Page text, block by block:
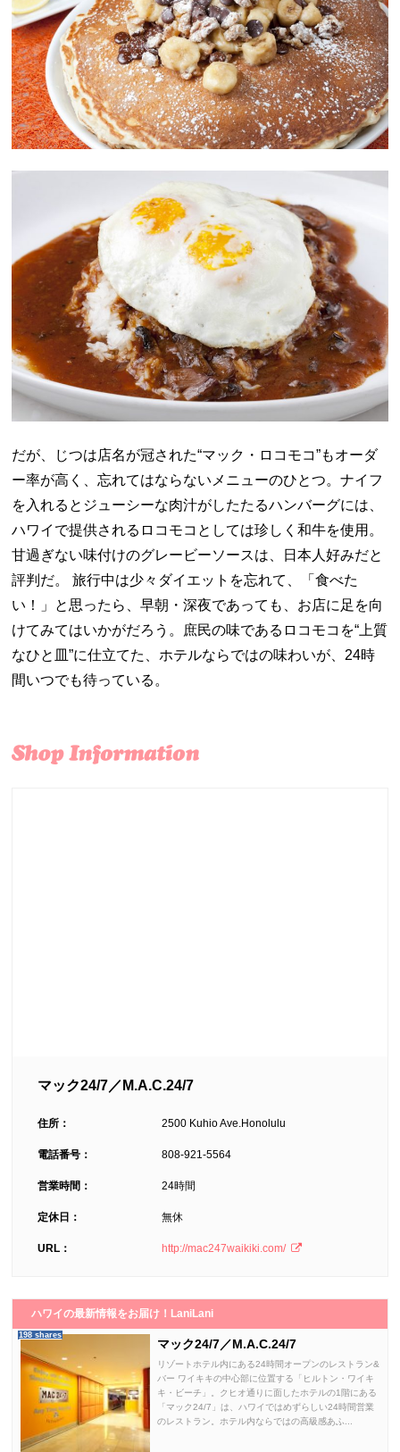
だが、じつは店名が冠された“マック・ロコモコ”もオーダ
ー率が高く、忘れてはならないメニューのひとつ。ナイフ
を入れるとジューシーな肉汁がしたたるハンバーグには、
ハワイで提供されるロコモコとしては珍しく和牛を使用。
甘過ぎない味付けのグレービーソースは、日本人好みだと
評判だ。 旅行中は少々ダイエットを忘れて、「食べた
い！」と思ったら、早朝・深夜であっても、お店に足を向
けてみてはいかがだろう。庶民の味であるロコモコを“上質
なひと皿”に仕立てた、ホテルならではの味わいが、24時
間いつでも待っている。
マック24/7／M.A.C.24/7
住所： 2500 Kuhio Ave.Honolulu
電話番号： 808-921-5564
営業時間： 24時間
定休日： 無休
URL： http://mac247waikiki.com/
ハワイの最新情報をお届け！LaniLani
198 shares
マック24/7／M.A.C.24/7
リゾートホテル内にある24時間オープンのレストラン&
バー ワイキキの中心部に位置する「ヒルトン・ワイキ
キ・ビーチ」。クヒオ通りに面したホテルの1階にある
「マック24/7」は、ハワイではめずらしい24時間営業
のレストラン。ホテル内ならではの高級感あふ...